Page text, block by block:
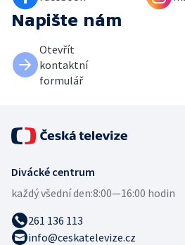
Napište nám
Otevřít
kontaktní
formulář
Divácké centrum
každý všední den:8:00—16:00 hodin
261 136 113
info@ceskatelevize.cz